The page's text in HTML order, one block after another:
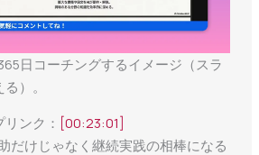
日コーチングするイメージ（スラ
）。
ンク： [00:23:01]
だけじゃなく継続実践の相棒になる